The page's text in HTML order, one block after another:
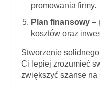
promowania firmy.
Plan finansowy–
kosztów oraz
Stworzenie
Ci lepiej zrozumieć
zwiększyć szanse na